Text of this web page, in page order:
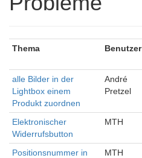
Thema Benutzer
alle Bilder in der
Lightbox einem
Produkt zuordnen
André
Pretzel
Elektronischer
Widerrufsbutton
MTH
Positionsnummer in
MTH